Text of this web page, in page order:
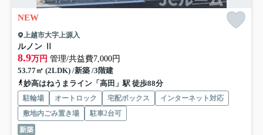
NEW
上越市大字上源入
ルノン Ⅱ
8.9万円 管理/共益費7,000円
53.77㎡ (2LDK) /新築 /3階建
妙高はねうまライン「高田」駅 徒歩88分
駐輪場 オートロック 宅配ボックス
インターネット対応
敷地内ごみ置き場
駐車2台可
新築